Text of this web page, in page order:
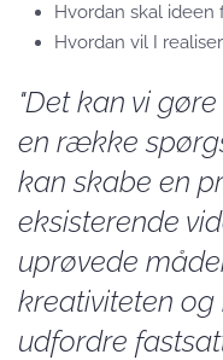
Hvordan skal ideen
Hvordan vil I
"Det kan vi
en række
kan skabe en
eksisterende
uprøvede
kreativiteten
udfordre